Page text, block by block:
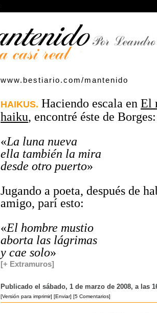
www.bestiario.com/mantenido
HAIKUS. Haciendo escala en El
haiku, encontré éste de Borges:
«La luna nueva
ella también la mira
desde otro puerto»
Jugando a poeta, después de
amigo, parí esto:
«El hombre mustio
aborta las lágrimas
y cae solo»
[+ Extramuros]
Publicado el sábado, 1 de marzo de 2008, a las
[Versión para imprimir] [Enviar] [5 Comentarios]